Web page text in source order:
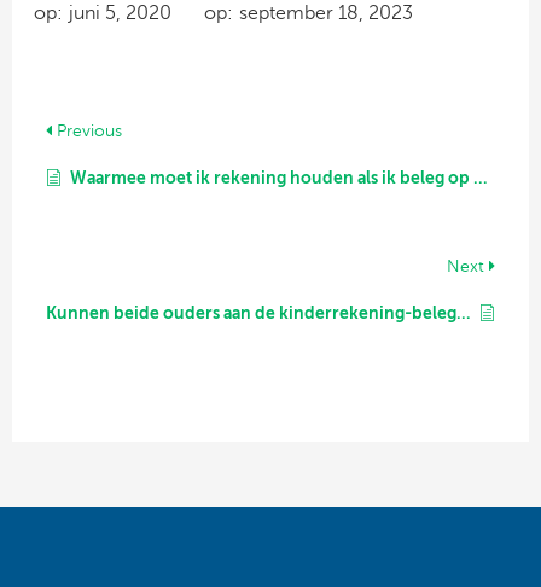
op: juni 5, 2020
op: september 18, 2023
Previous
Waarmee moet ik rekening houden als ik beleg op naam van mijn kind?
Next
Kunnen beide ouders aan de kinderrekening-beleggen worden gekoppeld?